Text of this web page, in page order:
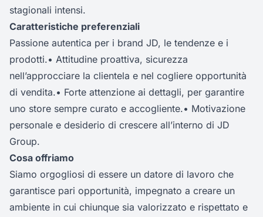
stagionali intensi.
Caratteristiche preferenziali
Passione autentica per i brand JD, le tendenze e i
prodotti.• Attitudine proattiva, sicurezza
nell’approcciare la clientela e nel cogliere opportunità
di vendita.• Forte attenzione ai dettagli, per garantire
uno store sempre curato e accogliente.• Motivazione
personale e desiderio di crescere all’interno di JD
Group.
Cosa offriamo
Siamo orgogliosi di essere un datore di lavoro che
garantisce pari opportunità, impegnato a creare un
ambiente in cui chiunque sia valorizzato e rispettato e